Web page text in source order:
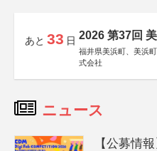
あと 33 日 2026 第37回
福井県美浜町、美浜
式会社
ニュース
【公募情